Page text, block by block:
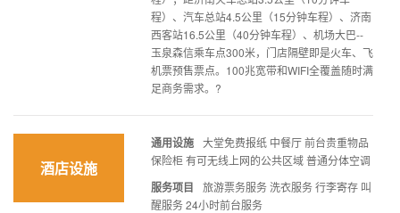
程）、汽车总站4.5公里（15分钟车程）、济南
西客站16.5公里（40分钟车程）、机场大巴--
玉泉森信乘车点300米，门店隔壁即是火车、飞
机票预售票点。100兆宽带和WIFI全覆盖随时满
足商务需求。?
酒店设施
通用设施 大堂免费报纸 中餐厅 前台贵重物品
保险柜 有可无线上网的公共区域 普通分体空调
服务项目
旅游票务服务 洗衣服务 行李寄存 叫
醒服务 24小时前台服务